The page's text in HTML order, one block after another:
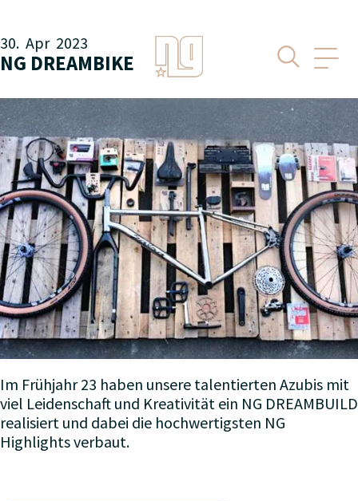
30. Apr 2023
NG DREAMBIKE
Im Frühjahr 23 haben unsere talentierten Azubis mit
viel Leidenschaft und Kreativität ein NG DREAMBUILD
realisiert und dabei die hochwertigsten NG
Highlights verbaut.